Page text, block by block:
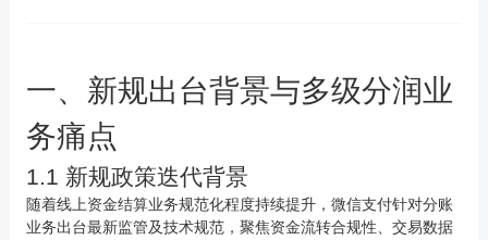
一、新规出台背景与多级分润业
务痛点
1.1 新规政策迭代背景
随着线上资金结算业务规范化程度持续提升，微信支付针对分账
业务出台最新监管及技术规范，聚焦资金流转合规性、交易数据